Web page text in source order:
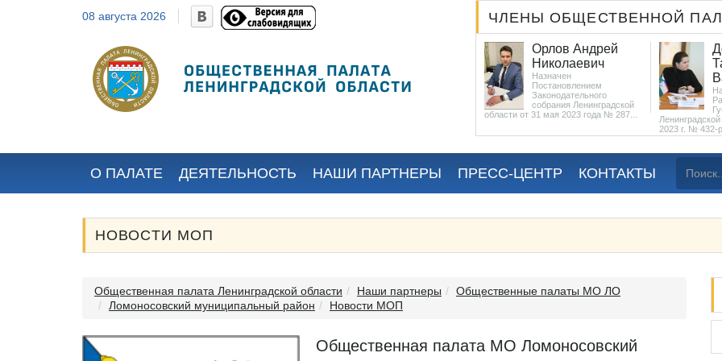
08 августа 2026 ЧЛЕНЫ ОБЩЕСТВЕННОЙ
Яшенков Артём
Ленинградской области
Викторович
Назначен
распоряжением
Губернатора
области...
Александр
Владимирович
Назначен
Орлов Андрей
Николаевич
Назначен
Постановлением
Законодательного
собрания Ленинградской
области от 31 мая 2023 года № 287...
2023 г. № 432-
О ПАЛАТЕ ДЕЯТЕЛЬНОСТЬ НАШИ ПАРТНЕРЫ ПРЕСС-ЦЕНТР КОНТАКТЫ
НОВОСТИ МОП
Общественная палата Ленинградской области Наши партнеры
Общественные палаты МО ЛО
Ломоносовский муниципальный район
Новости МОП
Общественная палата МО Ломоносовский